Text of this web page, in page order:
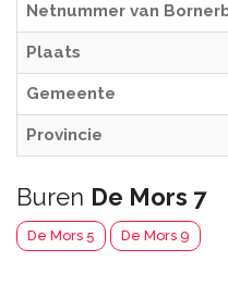
Netnummer van
Plaats
Gemeente
Provincie
Buren De Mors 7
De Mors 5 De Mors 9